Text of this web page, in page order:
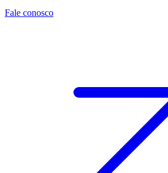
Fale conosco